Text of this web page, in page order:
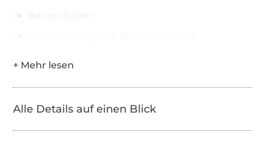
freiliegend) inkl. NZ
Die Beamerdatei ist farbig inklusive
Referenzebenen zum schnellen Einrichten des
Alle Details auf einen Blick